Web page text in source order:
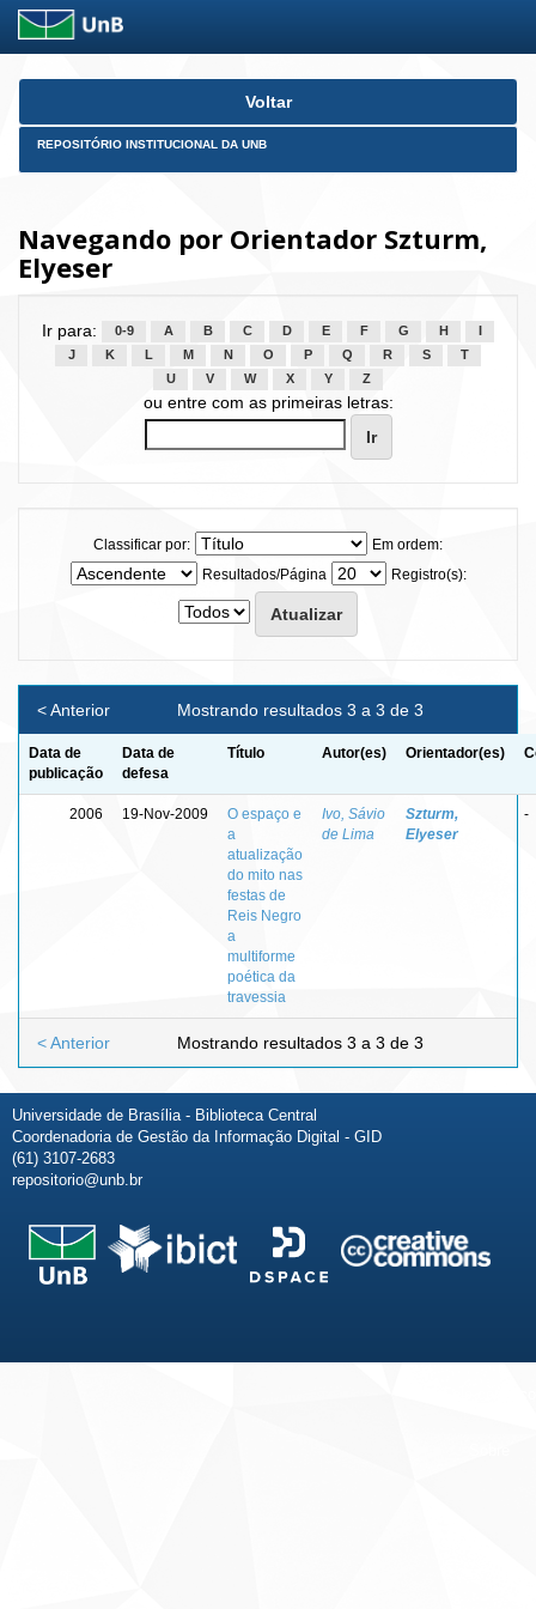
Skip
Voltar
REPOSITÓRIO INSTITUCIONAL DA UNB
Navegando por Orientador Szturm,
Elyeser
Ir para: 0-9 A B C D E F G H
J
K L M N O P Q R S
T
U
V W X Y Z
ou entre com as primeiras letras:
Classificar por:
Em ordem:
Resultados/Página
Registro(s):
Mostrando resultados 3 a 3 de 3
< Anterior
Data de
publicação
Data de
defesa
Título Autor(es) Orientador(es)
2006 19-Nov-2009
O espaço e
a
atualização
do mito nas
festas de
Reis Negro
a
multiforme
poética da
travessia
Ivo, Sávio
de Lima
Szturm,
Elyeser
-
Mostrando resultados 3 a 3 de 3
< Anterior
Universidade de Brasília - Biblioteca Central
Coordenadoria de Gestão da Informação Digital - GID
(61) 3107-2683
repositorio@unb.br